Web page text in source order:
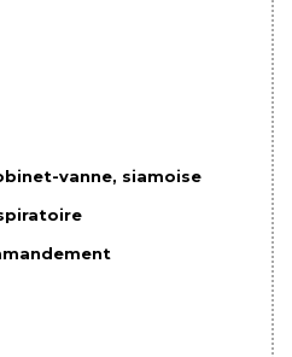
vanne, siamoise